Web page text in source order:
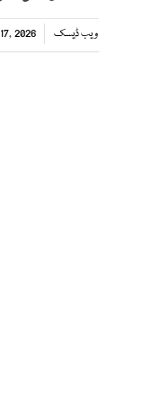
ویب ڈیسک 2026